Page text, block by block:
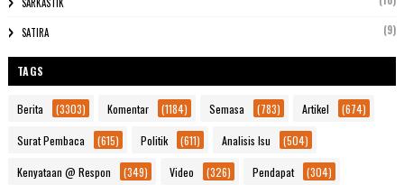
SATIRA (9)
TAGS
Berita (3303) Komentar (1184) Semasa (783) Artikel (674)
Surat Pembaca (615) Politik (611) Analisis Isu (504)
Kenyataan @ Respon (349) Video (326) Pendapat (304)